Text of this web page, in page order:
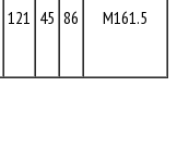
121 45 86 M161.5